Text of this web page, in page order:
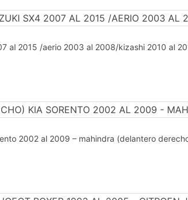
al 2015 /aerio 2003 al 2008/kizashi 2010 al
2002 al 2009 – mahindra (delantero